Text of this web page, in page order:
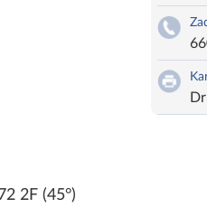
2F (45°)